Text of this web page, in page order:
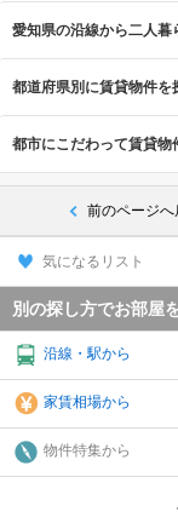
愛知県の沿線から二人
都道府県別に賃貸物件を
都市にこだわって賃貸物
前のページへ
気になるリスト
別の探し方でお部屋
沿線・駅から
家賃相場から
物件特集から